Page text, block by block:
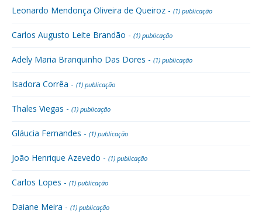
Leonardo Mendonça Oliveira de Queiroz - (1) publicação
Carlos Augusto Leite Brandão - (1) publicação
Adely Maria Branquinho Das Dores - (1) publicação
Isadora Corrêa - (1) publicação
Thales Viegas - (1) publicação
Gláucia Fernandes - (1) publicação
João Henrique Azevedo - (1) publicação
Carlos Lopes - (1) publicação
Daiane Meira - (1) publicação